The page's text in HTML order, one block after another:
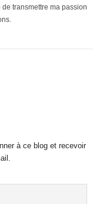
transmettre ma passion
à ce blog et recevoir